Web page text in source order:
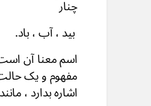
چنار
بید ، آب ، باد.
اسم معنا آن
مفهوم و یک
اشاره بدارد ،